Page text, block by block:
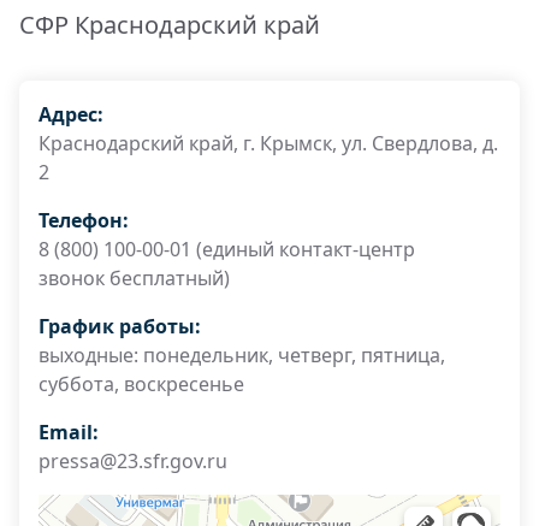
СФР Краснодарский край
Адрес:
Краснодарский край, г. Крымск, ул. Свердлова, д.
2
Телефон:
8 (800) 100-00-01 (единый контакт-центр
звонок бесплатный)
График работы:
выходные: понедельник, четверг, пятница,
суббота, воскресенье
Email:
pressa@23.sfr.gov.ru